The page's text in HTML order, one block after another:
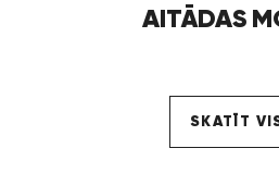
AITĀDAS
SKATĪT